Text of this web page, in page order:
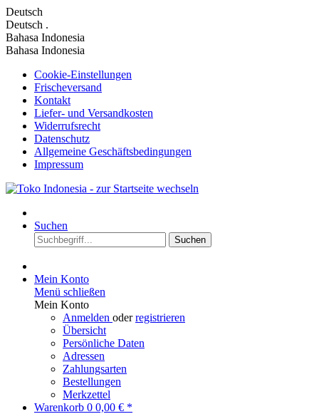
Deutsch
Deutsch .
Bahasa Indonesia
Bahasa Indonesia
Cookie-Einstellungen
Frischeversand
Kontakt
Liefer- und Versandkosten
Widerrufsrecht
Datenschutz
Allgemeine Geschäftsbedingungen
Impressum
Suchen
Suchen
Mein Konto
Menü schließen
Mein Konto
Anmelden oderregistrieren
Übersicht
Persönliche Daten
Adressen
Zahlungsarten
Bestellungen
Merkzettel
Warenkorb 0 0,00 € *